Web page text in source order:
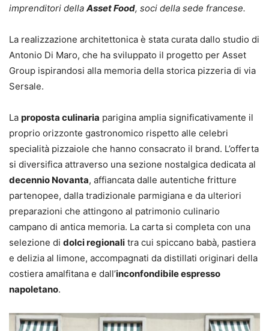
imprenditori della Asset Food, soci della sede francese.
La realizzazione architettonica è stata curata dallo studio di
Antonio Di Maro, che ha sviluppato il progetto per Asset
Group ispirandosi alla memoria della storica pizzeria di via
Sersale.
La proposta culinaria parigina amplia significativamente il
proprio orizzonte gastronomico rispetto alle celebri
specialità pizzaiole che hanno consacrato il brand. L’offerta
si diversifica attraverso una sezione nostalgica dedicata al
decennio Novanta, affiancata dalle autentiche fritture
partenopee, dalla tradizionale parmigiana e da ulteriori
preparazioni che attingono al patrimonio culinario
campano di antica memoria. La carta si completa con una
selezione di dolci regionali tra cui spiccano babà, pastiera
e delizia al limone, accompagnati da distillati originari della
costiera amalfitana e dall’inconfondibile espresso
napoletano.